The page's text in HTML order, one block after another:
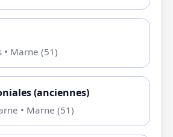
• Marne (51)
(anciennes)
• Marne (51)